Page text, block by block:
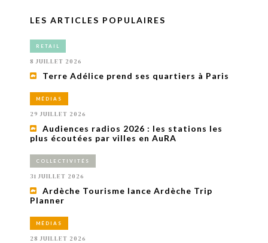
LES ARTICLES POPULAIRES
RETAIL
8 JUILLET 2026
Terre Adélice prend ses quartiers à Paris
MÉDIAS
29 JUILLET 2026
Audiences radios 2026 : les stations les
plus écoutées par villes en AuRA
COLLECTIVITÉS
31 JUILLET 2026
Ardèche Tourisme lance Ardèche Trip
Planner
MÉDIAS
28 JUILLET 2026